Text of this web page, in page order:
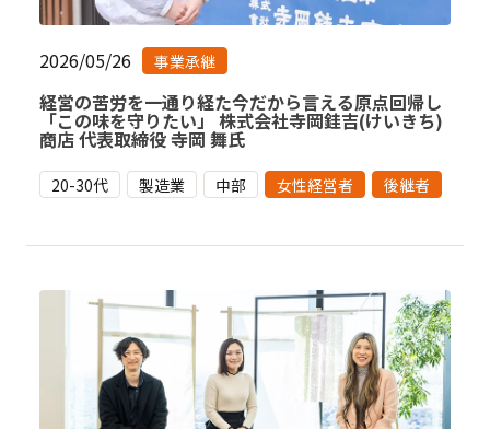
2026/05/26 事業承継
経営の苦労を一通り経た今だから言える原点回帰し
「この味を守りたい」 株式会社寺岡銈吉(けいきち)
商店 代表取締役 寺岡 舞氏
20-30代 製造業 中部 女性経営者 後継者